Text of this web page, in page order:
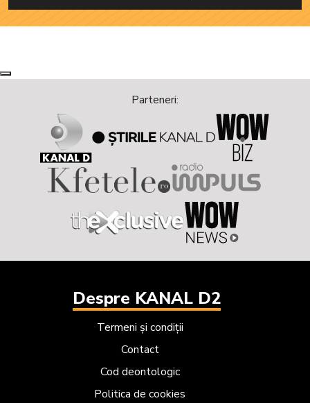
Next
Previous
Parteneri:
Despre KANAL D2
Termeni și condiții
Contact
Cod deontologic
Politica de cookies